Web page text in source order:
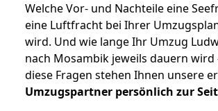
Welche Vor- und Nachteile eine
eine Luftfracht bei Ihrer
wird. Und wie lange Ihr Umzug
nach Mosambik jeweils dauern wird
diese Fragen stehen Ihnen unsere
Umzugspartner persönlich zur